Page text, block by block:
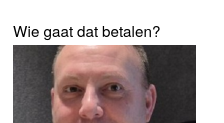
Wie gaat dat betalen?